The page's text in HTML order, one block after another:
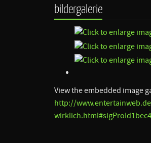
bildergalerie
View the embedded image
http://